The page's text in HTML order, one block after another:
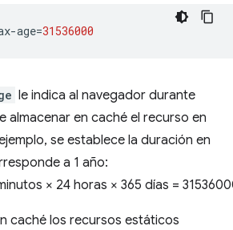
-age=31536000
le indica al navegador durante
almacenar en caché el recurso en
se establece la duración en
a 1 año:
× 24 horas × 365 días =
caché los recursos estáticos